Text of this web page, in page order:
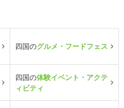
四国のグルメ・フードフェス
四国の体験イベント・アクテ
ィビティ